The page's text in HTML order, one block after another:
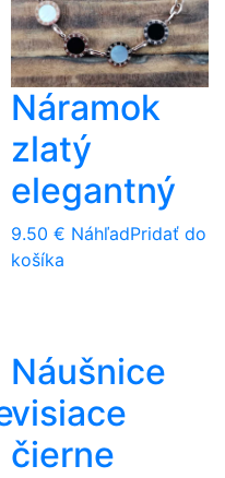
Náramok
zlatý
elegantný
9.50 € NáhľadPridať do
košíka
Náušnice
visiace
čierne